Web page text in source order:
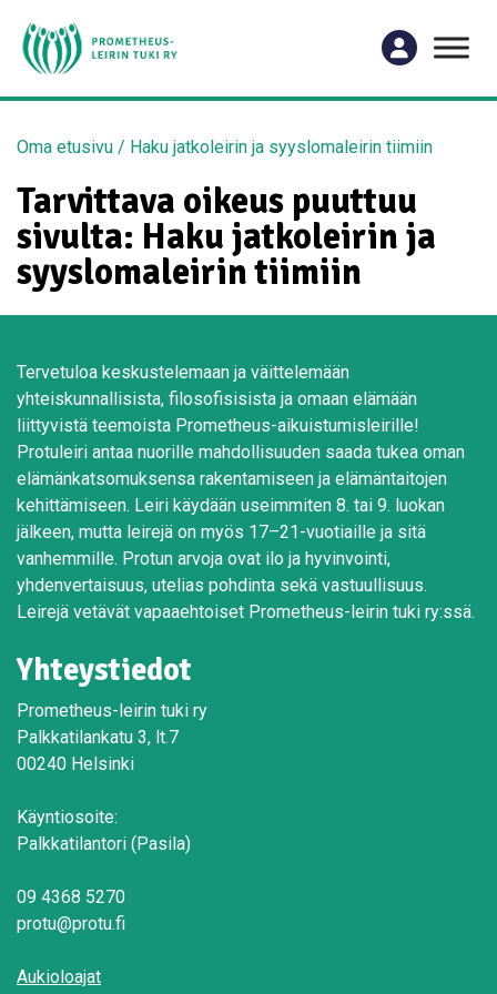
Oma etusivu / Haku jatkoleirin ja syyslomaleirin tiimiin
Tarvittava oikeus puuttuu
sivulta: Haku jatkoleirin ja
syyslomaleirin tiimiin
Tervetuloa keskustelemaan ja väittelemään
yhteiskunnallisista, filosofisisista ja omaan elämään
liittyvistä teemoista Prometheus-aikuistumisleirille!
Protuleiri antaa nuorille mahdollisuuden saada tukea oman
elämänkatsomuksensa rakentamiseen ja elämäntaitojen
kehittämiseen. Leiri käydään useimmiten 8. tai 9. luokan
jälkeen, mutta leirejä on myös 17–21-vuotiaille ja sitä
vanhemmille. Protun arvoja ovat ilo ja hyvinvointi,
yhdenvertaisuus, utelias pohdinta sekä vastuullisuus.
Leirejä vetävät vapaaehtoiset Prometheus-leirin tuki ry:ssä.
Yhteystiedot
Prometheus-leirin tuki ry
Palkkatilankatu 3, lt.7
00240 Helsinki
Käyntiosoite:
Palkkatilantori (Pasila)
09 4368 5270
protu@protu.fi
Aukioloajat